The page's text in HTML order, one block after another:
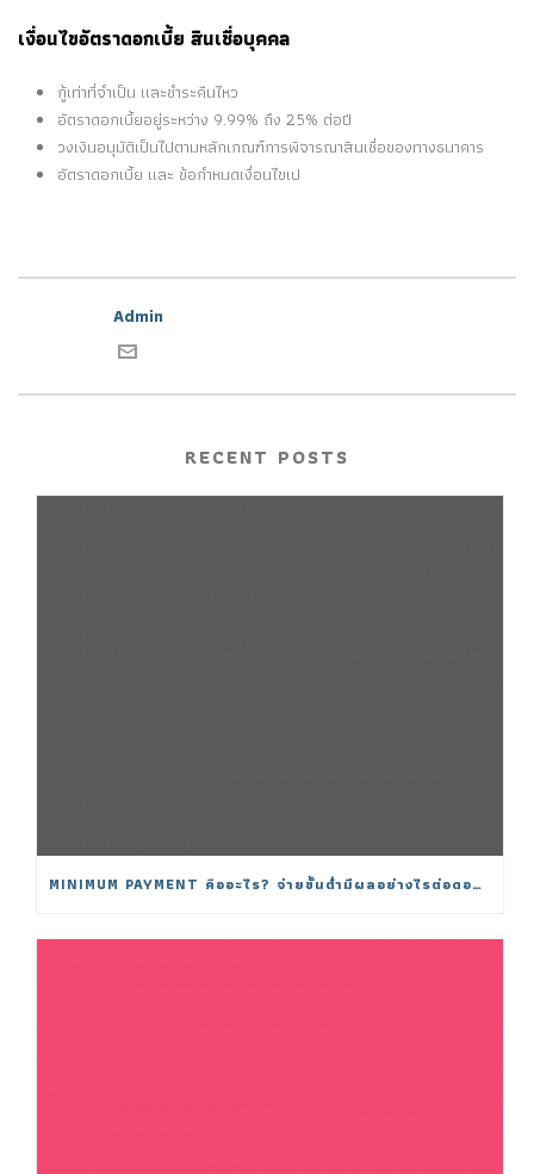
เงื่อนไขอัตราดอกเบี้ย สินเชื่อบุคคล
กู้เท่าที่จำเป็น และชำระคืนไหว
อัตราดอกเบี้ยอยู่ระหว่าง 9.99% ถึง 25% ต่อปี
วงเงินอนุมัติเป็นไปตามหลักเกณฑ์การพิจารณาสินเชื่อของทางธนาคาร
อัตราดอกเบี้ย และ ข้อกำหนดเงื่อนไขเป
Admin
RECENT POSTS
MINIMUM PAYMENT คืออะไร? จ่ายขั้นต่ำมีผลอย่างไรต่อดอกเบี้ย